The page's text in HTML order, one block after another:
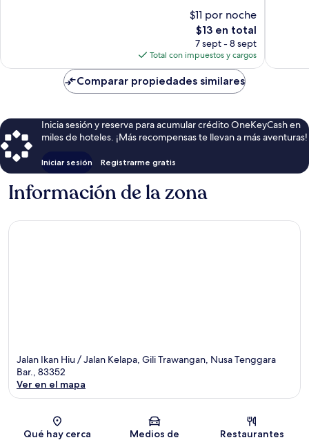
$11 por noche
El
precio
actual
es
de
$13
$13 en total
7 sept - 8 sept
Total con impuestos y cargos
Comparar propiedades similares
Inicia sesión y reserva para acumular crédito OneKeyCash en
miles de hoteles. ¡Más recompensas te llevan a más aventuras!
Iniciar sesión Registrarme gratis
Información de la zona
Jalan Ikan Hiu / Jalan Kelapa, Gili Trawangan, Nusa Tenggara
Bar., 83352
Ver en el mapa
Qué hay cerca Medios de Restaurantes